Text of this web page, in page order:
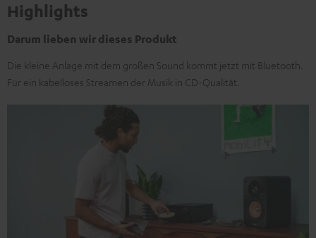
Highlights
Darum lieben wir dieses Produkt
Die kleine Anlage mit dem großen Sound kommt jetzt mit Bluetooth.
Für ein kabelloses Streamen der Musik in CD-Qualität.